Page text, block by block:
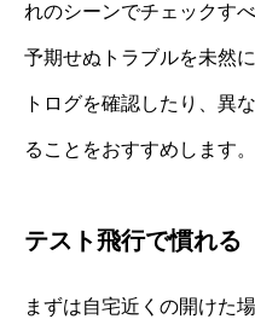
れのシーンでチェックす
予期せぬトラブルを未然
トログを確認したり、異
ることをおすすめします。
テスト飛行で慣れる
まずは自宅近くの開けた